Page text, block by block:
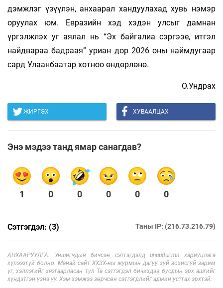
дэмжлэг үзүүлэн, анхаарал хандуулахад хувь нэмэр
оруулах юм. Евразийн хэд хэдэн улсыг дамнан
үргэлжлэх уг аялал нь “Эх байгалиа сэргээе, итгэл
найдвараа бадраая” уриан дор 2026 оны наймдугаар
сард Улаанбаатар хотноо өндөрлөнө.
О.Ундрах
ЖИРГЭХ ХУВААЛЦАХ
Энэ мэдээ танд ямар санагдав?
1 0 0 0 0 0
Сэтгэгдэл: (3) Таны IP: (216.73.216.79)
АНХААРУУЛГА: Уншигчдын бичсэн сэтгэгдэлд unuudur.mn хариуцлага
хүлээхгүй болно. Манай сайт ХХЗХ-ны журмын дагуу зүй зохисгүй зарим
үг, хэллэгийг хязгаарласан тул Та сэтгэгдэл бичихдээ бусдын эрх ашгийг
хүндэтгэн үзнэ үү. Хэм хэмжээ зөрчсөн сэтгэгдлийг админ устгах эрхтэй.